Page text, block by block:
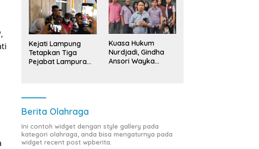
Kejati Lampung
Tetapkan Tiga
Pejabat Lampura
Kuasa Hukum
Nurdjadi, Gindha
Ansori Wayka
Berita Olahraga
Ini contoh widget dengan style gallery pada
kategori olahraga, anda bisa mengaturnya pada
widget recent post wpberita.